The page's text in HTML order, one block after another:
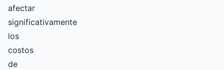
afectar
significativamente
los
costos
de